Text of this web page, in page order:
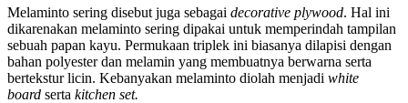
Melaminto sering disebut juga sebagai decorative plywood. Hal ini
dikarenakan melaminto sering dipakai untuk memperindah tampilan
sebuah papan kayu. Permukaan triplek ini biasanya dilapisi dengan
bahan polyester dan melamin yang membuatnya berwarna serta
bertekstur licin. Kebanyakan melaminto diolah menjadi white
board serta kitchen set.